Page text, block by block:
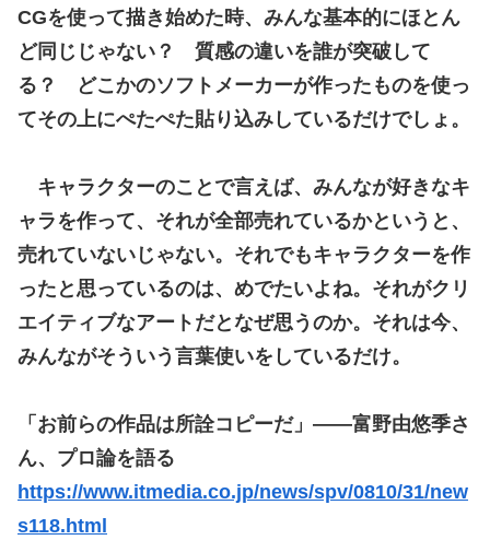
CGを使って描き始めた時、みんな基本的にほとん
ど同じじゃない？ 質感の違いを誰が突破して
る？ どこかのソフトメーカーが作ったものを使っ
てその上にぺたぺた貼り込みしているだけでしょ。
キャラクターのことで言えば、みんなが好きなキ
ャラを作って、それが全部売れているかというと、
売れていないじゃない。それでもキャラクターを作
ったと思っているのは、めでたいよね。それがクリ
エイティブなアートだとなぜ思うのか。それは今、
みんながそういう言葉使いをしているだけ。
「お前らの作品は所詮コピーだ」――富野由悠季さ
ん、プロ論を語る
https://www.itmedia.co.jp/news/spv/0810/31/new
s118.html